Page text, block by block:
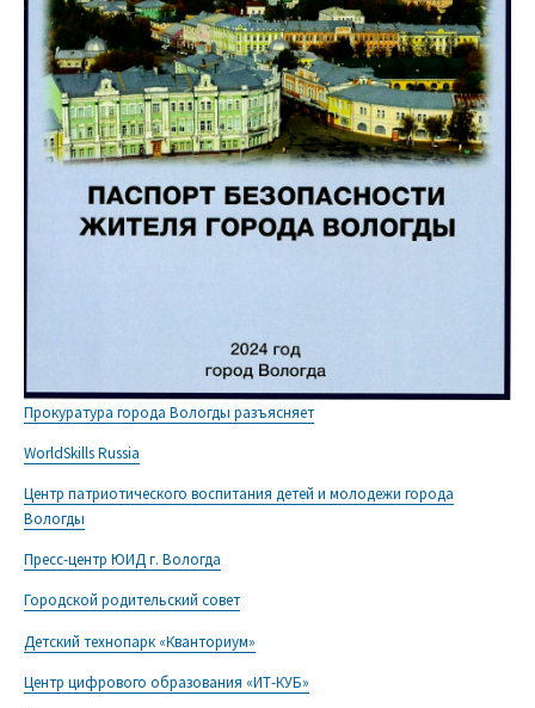
Прокуратура города Вологды разъясняет
WorldSkills Russia
Центр патриотического воспитания детей и молодежи города
Вологды
Пресс-центр ЮИД г. Вологда
Городской родительский совет
Детский технопарк «Кванториум»
Центр цифрового образования «ИТ-КУБ»